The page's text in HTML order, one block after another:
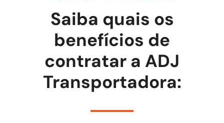
Saiba quais os
benefícios de
contratar a ADJ
Transportadora: